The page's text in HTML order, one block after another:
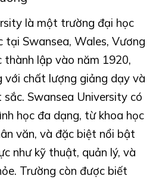
là một trường đại học
tại Swansea, Wales, Vương
thành lập vào năm 1920,
với chất lượng giảng dạy và
sắc. Swansea University có
học đa dạng, từ khoa học
văn, và đặc biệt nổi bật
như kỹ thuật, quản lý, và
Trường còn được biết